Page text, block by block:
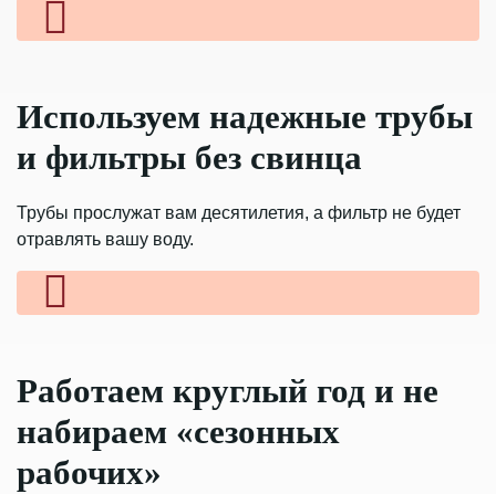
Используем надежные трубы
и фильтры без свинца
Трубы прослужат вам десятилетия, а фильтр не будет
отравлять вашу воду.
Работаем круглый год и не
набираем «сезонных
рабочих»